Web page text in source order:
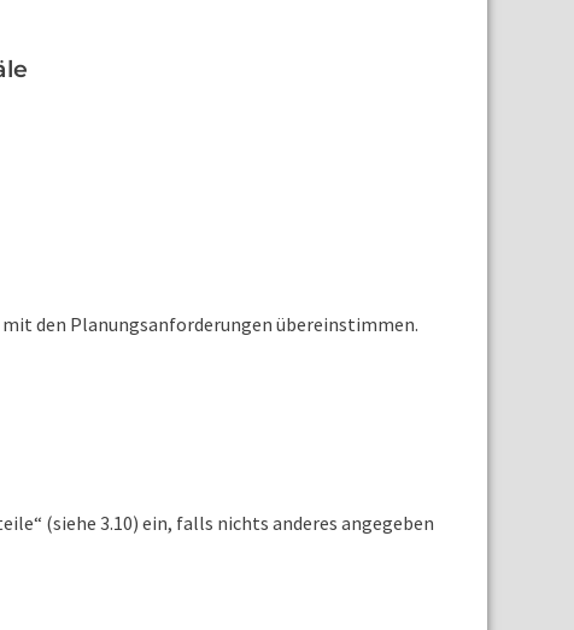
den Planungsanforderungen übereinstimmen.
(siehe 3.10) ein, falls nichts anderes angegeben